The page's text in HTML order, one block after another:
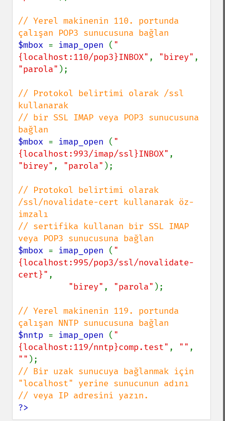
// Yerel makinenin 110. portunda
$mbox = imap_open ( "
{localhost:110/pop3}INBOX" , "birey"
"parola" );
// Protokol belirtimi olarak /ssl
kullanarak
// bir SSL IMAP veya POP3 sunucusuna
$mbox = imap_open ( "
{localhost:993/imap/ssl}INBOX"
"birey" , "parola" );
// Protokol belirtimi olarak
/ssl/novalidate-cert kullanarak öz-
imzalı
// sertifika kullanan bir SSL IMAP
$mbox = imap_open ( "
{localhost:995/pop3/ssl/novalidate-
cert}" ,
"birey" , "parola" );
// Yerel makinenin 119. portunda
$nntp = imap_open ( "
{localhost:119/nntp}comp.test" , ""
""
// Bir uzak sunucuya bağlanmak için
"localhost" yerine sunucunun adını
?>